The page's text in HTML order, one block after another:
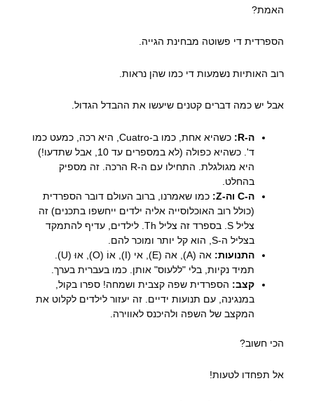
האמת?
הספרדית די פשוטה מבחינת הגייה.
רוב האותיות נשמעות די כמו שהן נראות.
אבל יש כמה דברים קטנים שיעשו את ההבדל הגדול.
ה-R:
כשהיא אחת, כמו ב-Cuatro, היא רכה, כמעט כמו
ד'. כשהיא כפולה (לא במספרים עד 10, אבל שתדעו!)
היא מגולגלת. התחילו עם ה-R הרכה. זה מספיק
בהחלט.
ה-C וה-Z:
כמו שאמרנו, ברוב העולם דובר הספרדית
(כולל רוב האוכלוסייה אליה ילדים ייחשפו בתכנים) זה
צליל S. בספרד זה צליל Th. לילדים, עדיף להתמקד
בצליל ה-S, הוא קל יותר ומוכר להם.
התנועות:
אה (A), אה (E), אי (I), אוֹ (O), אוּ (U).
תמיד נקיות, בלי "ללעוס" אותן. כמו בעברית בערך.
קצב: הספרדית שפה קצבית ושמחה! ספרו בקול,
במנגינה, עם תנועות ידיים. זה יעזור לילדים לקלוט את
המקצב של השפה ולהיכנס לאווירה.
הכי חשוב?
אל תפחדו לטעות!